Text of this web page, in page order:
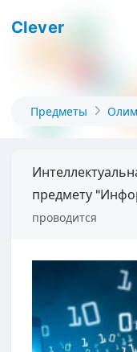
Clever
Предметы
предмету
проводится